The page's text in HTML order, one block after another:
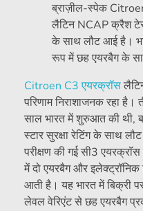
ब्राज़ील-स्पेक
लैटिन NCAP क्रैश
के साथ लौट आई है।
रूप में छह एयरबैग के
Citroen C3 एयरक्रॉस
परिणाम निराशाजनक रहा
साल भारत में शुरुआत की थी,
स्टार सुरक्षा रेटिंग के साथ
परीक्षण की गई सी3
में दो एयरबैग और
आती है। यह भारत में बिक्री
लेवल वेरिएंट से छह एयरबैग